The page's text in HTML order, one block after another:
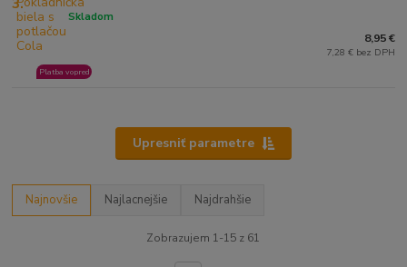
Skladom
Platba vopred
8,95 €
7,28 € bez DPH
Upresniť parametre
Najnovšie Najlacnejšie Najdrahšie
Zobrazujem 1-15 z 61